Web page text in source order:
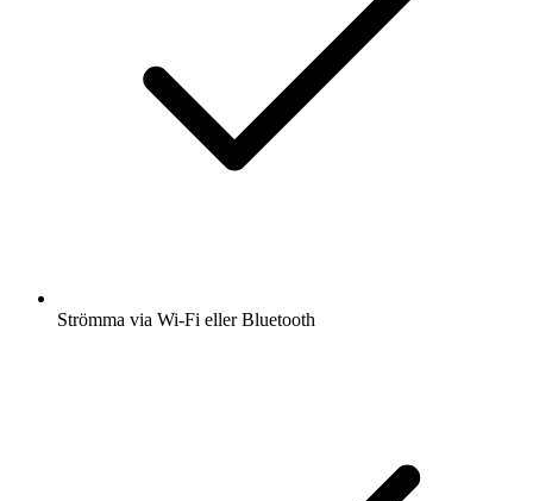
Strömma via Wi-Fi eller Bluetooth